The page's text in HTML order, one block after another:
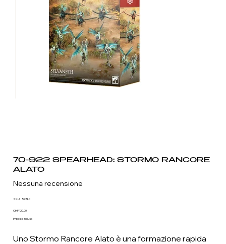
70-922 SPEARHEAD: STORMO RANCORE
ALATO
Nessuna recensione
SKU: SKU
5774.0
Prezzo
CHF 120.00
Imposte inclusa
Uno Stormo Rancore Alato è una formazione rapida